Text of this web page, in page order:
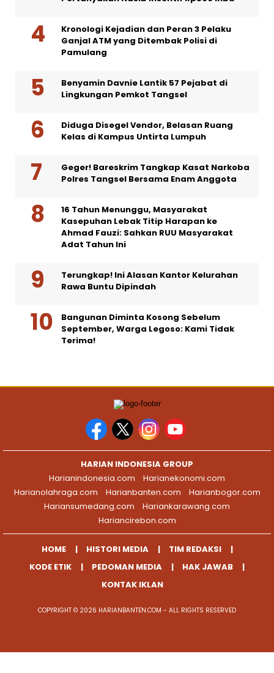
Kronologi Kejadian dan Peran 3 Pelaku
Ganjal ATM yang Ditembak Polisi di
Pamulang
Benyamin Davnie Lantik 57 Pejabat di
Lingkungan Pemkot Tangsel
Diduga Disegel Vendor, Belasan Ruang
Kelas di Kampus Untirta Lumpuh
Geger! Bareskrim Tangkap Kasat Narkoba
Polres Tangsel Bersama Enam Anggota
16 Tahun Menunggu, Masyarakat
Kasepuhan Lebak Titip Harapan ke
Ahmad Fauzi: Sahkan RUU Masyarakat
Adat Tahun Ini
Terungkap! Ini Alasan Kantor Kelurahan
Rawa Buntu Dipindah
Bangunan Diminta Kosong Sebelum
September, Warga Legoso: Kami Tidak
Terima!
HARIAN INDONESIA GROUP
Harianindonesia.com
Harianekonomi.com
Harianolahraga.com
Harianbanten.com
Harianbogor.com
Hariansumedang.com
Hariankarawang.com
Hariancirebon.com
HOME HISTORI MEDIA
TIM REDAKSI
KODE ETIK
PEDOMAN MEDIA
HAK JAWAB
KONTAK IKLAN
COPYRIGHT © 2026 HARIANBANTEN.COM - ALL RIGHTS RESERVED